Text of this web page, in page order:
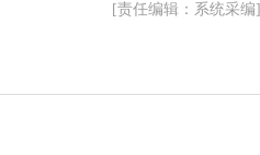
[责任编辑：系统采编]